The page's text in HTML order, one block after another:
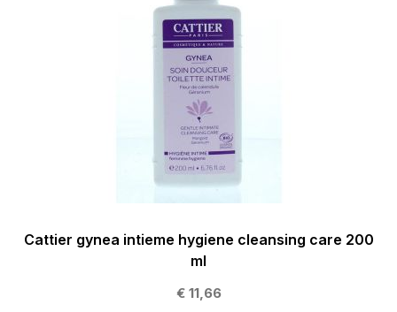
Cattier gynea intieme hygiene cleansing care 200
ml
€ 11,66